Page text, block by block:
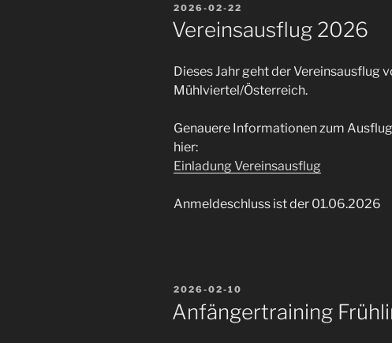
VERÖFFENTLICHT
AM
2026-02-22
Vereinsausflug 2026
Dieses Jahr geht der Vereinsausflug
Mühlviertel/Österreich.
Genauere Informationen zum
hier:
Einladung Vereinsausflug
Anmeldeschluss ist der 01.06.2026
VERÖFFENTLICHT
2026-02-10
Anfängertraining